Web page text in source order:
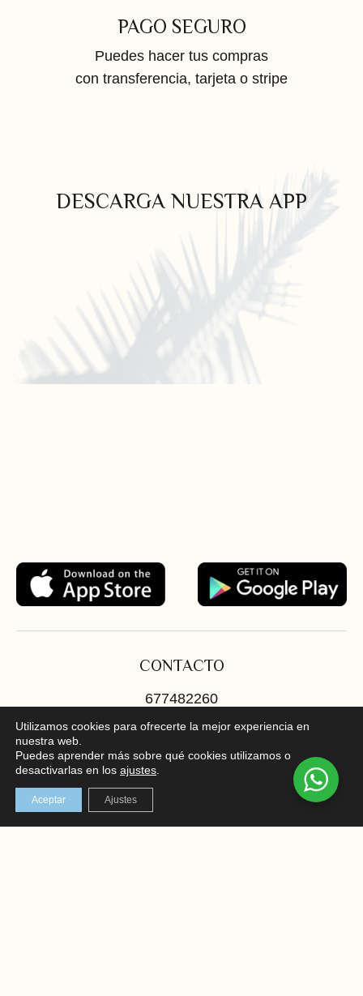
PAGO SEGURO
Puedes hacer tus compras
con transferencia, tarjeta o stripe
DESCARGA NUESTRA APP
CONTACTO
677482260
info@esteticaterramar.com
LOCALIZACIÓN
C/ Mayor 102, bajo, Santa Pola
En el corazón de la Costa Blanca
Utilizamos cookies para ofrecerte la mejor experiencia en
nuestra web.
Puedes aprender más sobre qué cookies utilizamos o
desactivarlas en los ajustes
Aceptar Ajustes